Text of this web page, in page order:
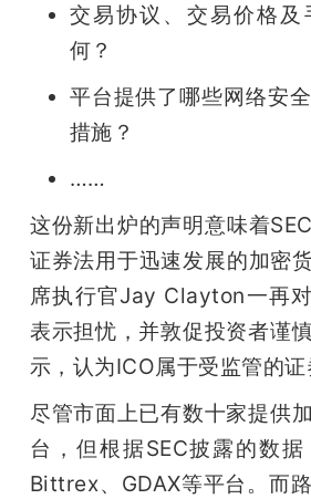
交易协议、交易价格及
何？
平台提供了哪些网络安
措施？
……
这份新出炉的声明意味着
证券法用于迅速发展的加密
席执行官Jay Clayton一再
表示担忧，并敦促投资者谨
示，认为ICO属于受监管的证
尽管市面上已有数十家提供
台，但根据SEC披露的数
Bittrex、GDAX等平台。而